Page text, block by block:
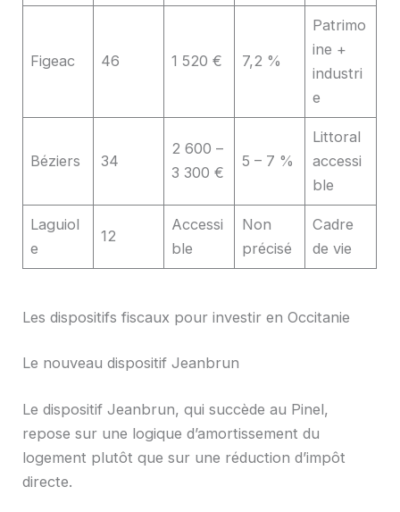
Figeac 46 1 520 € 7,2 %
Patrimo
ine +
industri
e
Béziers 34
2 600 –
3 300 €
5 – 7 %
Littoral
accessi
ble
Laguiol
e
12
Accessi
ble
Non
précisé
Cadre
de vie
Les dispositifs fiscaux pour investir en Occitanie
Le nouveau dispositif Jeanbrun
Le dispositif Jeanbrun, qui succède au Pinel,
repose sur une logique d’amortissement du
logement plutôt que sur une réduction d’impôt
directe.